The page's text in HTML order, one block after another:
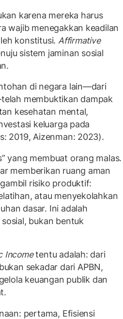
karena mereka harus
wajib menegakkan keadilan
konstitusi. Affirmative
sistem jaminan sosial
di negara lain—dari
membuktikan dampak
kesehatan mental,
keluarga pada
2019, Aizenman: 2023).
yang membuat orang malas.
memberikan ruang aman
risiko produktif:
atau menyekolahkan
dasar. Ini adalah
bukan bentuk
Incometentu adalah: dari
sekadar dari APBN,
keuangan publik dan
pertama, Efisiensi